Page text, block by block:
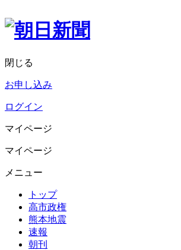
閉じる
お申し込み
ログイン
マイページ
マイページ
メニュー
トップ
高市政権
熊本地震
速報
朝刊